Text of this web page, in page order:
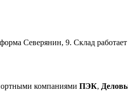
Северянин, 9. Склад
компаниями ПЭК,